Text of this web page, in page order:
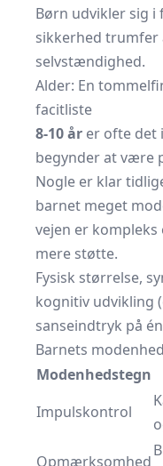
Børn udvikler sig
sikkerhed trumfer
selvstændighed.
Alder: En
facitliste
8-10 år er ofte det
begynder at være
Nogle er klar
barnet meget
vejen er
mere støtte.
Fysisk størrelse,
kognitiv udvikling
sanseindtryk på
Barnets
Modenhedstegn
Impulskontrol
Opmærksomhed